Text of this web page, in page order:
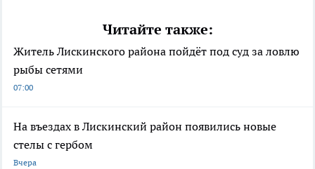
Читайте также:
Житель Лискинского района пойдёт под суд за ловлю
рыбы сетями
07:00
На въездах в Лискинский район появились новые
стелы с гербом
Вчера